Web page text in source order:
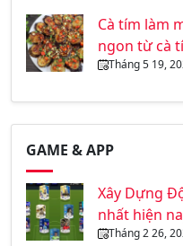
Cà tím làm
ngon từ cà
Tháng 5 19,
GAME & APP
Xây Dựng
nhất hiện
Tháng 2 26,